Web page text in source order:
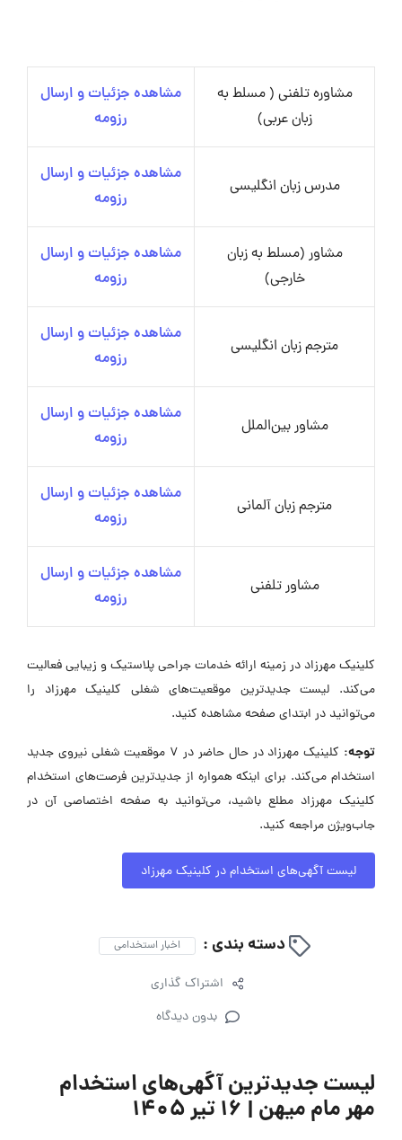
مشاوره تلفنی ( مسلط به
زبان عربی)
مشاهده جزئیات و ارسال
رزومه
مدرس زبان انگلیسی
مشاهده جزئیات و ارسال
رزومه
مشاور (مسلط به زبان
خارجی)
مشاهده جزئیات و ارسال
رزومه
مترجم زبان انگلیسی
مشاهده جزئیات و ارسال
رزومه
مشاور بین‌الملل
مشاهده جزئیات و ارسال
رزومه
مترجم زبان آلمانی
مشاهده جزئیات و ارسال
رزومه
مشاور تلفنی
مشاهده جزئیات و ارسال
رزومه
کلینیک مهرزاد در زمینه ارائه خدمات جراحی پلاستیک و زیبایی فعالیت
می‌کند. لیست جدیدترین موقعیت‌های شغلی کلینیک مهرزاد را
می‌توانید در ابتدای صفحه مشاهده کنید.
توجه:
کلینیک مهرزاد در حال حاضر در ۷ موقعیت شغلی نیروی جدید
استخدام می‌کند. برای اینکه همواره از جدیدترین فرصت‌های استخدام
کلینیک مهرزاد مطلع باشید، می‌توانید به صفحه اختصاصی آن در
جاب‌ویژن مراجعه کنید.
لیست آگهی‌های استخدام در کلینیک مهرزاد
دسته بندی : اخبار استخدامی
اشتراک گذاری
بدون دیدگاه
لیست جدیدترین آگهی‌های استخدام
مهر مام میهن | ۱۶ تیر ۱۴۰۵